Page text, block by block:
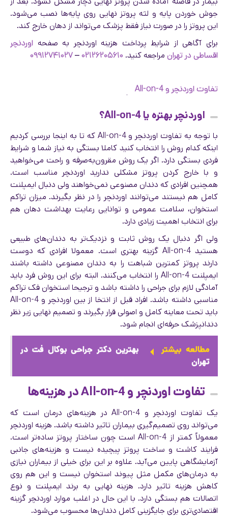
جوش خوردن پایه و لثه پروتز نهایی روی پایه‌ها نصب می‌شود.
این پروتز را در صورت نیاز فقط پزشک می‌تواند از دهان خارج کند.
برای آگاهی از شرایط پرداخت هزینه اوردنچر به صفحه اوردنچر
اقساطی در تهران مراجعه کنید. ۰۲۱۲۶۲۰۵۶۱۰–۰۹۹۱۲۷۴۱۰۲۷
تفاوت اوردنچر و All-on-4
اوردنچر بهتره یا All-on-4؟
با توجه به تفاوت اوردنچر و All-on-4 که تا به اینجا بررسی کردیم
اینکه کدام روش را انتخاب کنید کاملا بستگی به نیاز شما و شرایط
فردی بستگی دارد. اگر یک روش مقرون‌به‌صرفه و راحت می‌خواهید
و با خارج کردن پروتز مشکلی ندارید اوردنچر مناسب است.
همچنین افرادی که دندان مصنوعی نمی‌خواهند ولی دنبال ایمپلنت
کامل هم نیستند می‌توانند اوردنچر را در نظر بگیرند. میزان تراکم
استخوان، سلامت عمومی و توانایی رعایت بهداشت دهان هم
برای انتخاب اهمیت زیادی دارد.
ولی اگر دنبال یک روش ثابت و نزدیک‌تر به دندان‌های طبیعی
هستید All-on-4 گزینه بهتری است. معمولا افرادی که دوست
دارند پروتز کمترین شباهت را به دندان مصنوعی داشته باشند
ایمپلنت All-on-4 را انتخاب می‌کنند. البته برای این روش فرد باید
آمادگی لازم برای جراحی را داشته باشد و ترجیحا استخوان فک تراکم
مناسبی داشته باشد. افراد قبل از انتخا از بین اوردنچر و All-on-4
باید تحت معاینه کامل و اصولی قرار بگیرند و تصمیم نهایی زیر نظر
دندانپزشک حرفه‌ای انجام شود.
مطالعه بیشتر
بهترین دکتر جراحی بوکال فت در
تهران
تفاوت اوردنچر و All-on-4 در هزینه‌ها
یک تفاوت اوردنچر و All-on-4 در هزینه‌های درمان است که
می‌تواند روی تصمیم‌گیری بیماران تاثیر داشته باشد. هزینه اوردنچر
معمولاً کمتر از All-on-4 است چون ساختار پروتز ساده‌تر است.
فرایند کاشت و ساخت پروتز پیچیده نیست و هزینه‌های جانبی
آزمایشگاهی پایین می‌آید. علاوه بر این برای خیلی از بیماران نیازی
به درمان‌های مکمل مثل پیوند استخوان نیست و این هم روی
کاهش هزینه تاثیر دارد. هزینه نهایی به برند ایمپلنت و نوع
اتصالات هم بستگی دارد. با این حال در اغلب موارد اوردنچر گزینه
اقتصادی‌تری برای جایگزینی کامل دندان‌ها محسوب می‌شود.